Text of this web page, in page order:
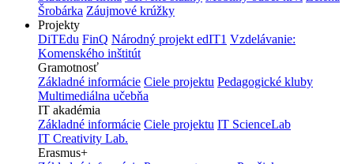
Šrobárka Záujmové krúžky
Projekty
DiTEdu FinQ Národný projekt edIT1 Vzdelávanie:
Komenského inštitút
Gramotnosť
Základné informácie Ciele projektu Pedagogické kluby
Multimediálna učebňa
IT akadémia
Základné informácie Ciele projektu IT ScienceLab
IT Creativity Lab.
Erasmus+